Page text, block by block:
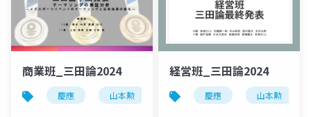
商業班_三田論2024
慶應 山本勲 山本勲研究会 計量経済
経営班_三田論2024
慶應 山本勲